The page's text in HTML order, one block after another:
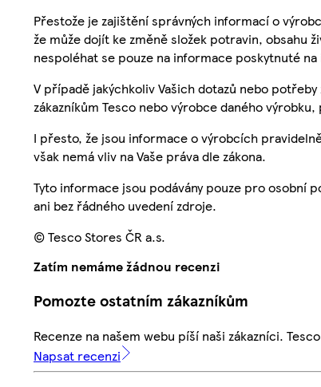
Přestože je zajištění správných informací o
že může dojít ke změně složek potravin, obsahu
nespoléhat se pouze na informace poskytnuté
V případě jakýchkoliv Vašich dotazů nebo
zákazníkům Tesco nebo výrobce daného
I přesto, že jsou informace o výrobcích
však nemá vliv na Vaše práva dle zákona.
Tyto informace jsou podávány pouze pro osobní
ani bez řádného uvedení zdroje.
© Tesco Stores ČR a.s.
Zatím nemáme žádnou recenzi
Pomozte ostatním zákazníkům
Recenze na našem webu píší naši zákazníci.
Napsat recenzi